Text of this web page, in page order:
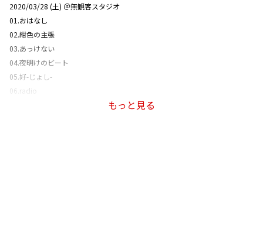
2020/03/28 (土) ＠無観客スタジオ
01.おはなし
02.紺色の主張
03.あっけない
04.夜明けのビート
05.好-じょし-
06.radio
もっと見る